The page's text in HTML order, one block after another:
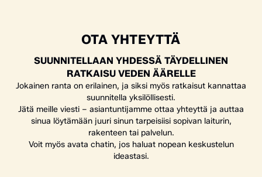
OTA YHTEYTTÄ
SUUNNITELLAAN YHDESSÄ TÄYDELLINEN
RATKAISU VEDEN ÄÄRELLE
Jokainen ranta on erilainen, ja siksi myös ratkaisut kannattaa
suunnitella yksilöllisesti.
Jätä meille viesti – asiantuntijamme ottaa yhteyttä ja auttaa
sinua löytämään juuri sinun tarpeisiisi sopivan laiturin,
rakenteen tai palvelun.
Voit myös avata chatin, jos haluat nopean keskustelun
ideastasi.